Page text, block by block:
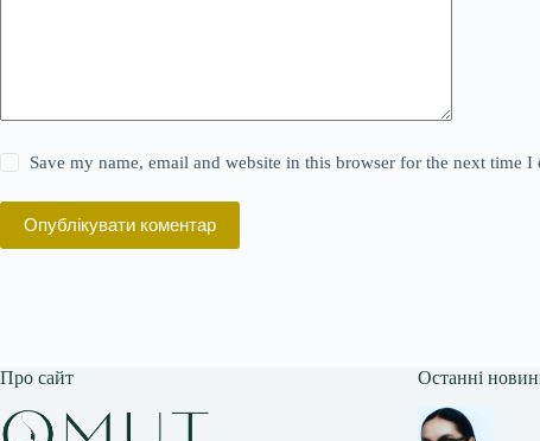
Save my name, email and website in this browser for the next time I
Опублікувати коментар
Про сайт Останні